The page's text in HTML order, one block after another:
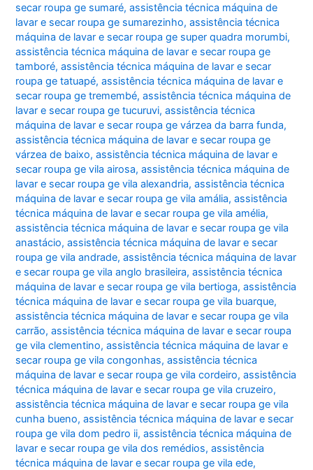
secar roupa ge sumaré,assistência técnica máquina de
lavar e secar roupa ge sumarezinho,assistência técnica
máquina de lavar e secar roupa ge super quadra morumbi,
assistência técnica máquina de lavar e secar roupa ge
tamboré,assistência técnica máquina de lavar e secar
roupa ge tatuapé,assistência técnica máquina de lavar e
secar roupa ge tremembé,assistência técnica máquina de
lavar e secar roupa ge tucuruvi,assistência técnica
máquina de lavar e secar roupa ge várzea da barra funda,
assistência técnica máquina de lavar e secar roupa ge
várzea de baixo,assistência técnica máquina de lavar e
secar roupa ge vila airosa,assistência técnica máquina de
lavar e secar roupa ge vila alexandria,assistência técnica
máquina de lavar e secar roupa ge vila amália,assistência
técnica máquina de lavar e secar roupa ge vila amélia,
assistência técnica máquina de lavar e secar roupa ge vila
anastácio,assistência técnica máquina de lavar e secar
roupa ge vila andrade,assistência técnica máquina de lavar
e secar roupa ge vila anglo brasileira,assistência técnica
máquina de lavar e secar roupa ge vila bertioga,assistência
técnica máquina de lavar e secar roupa ge vila buarque,
assistência técnica máquina de lavar e secar roupa ge vila
carrão,assistência técnica máquina de lavar e secar roupa
ge vila clementino,assistência técnica máquina de lavar e
secar roupa ge vila congonhas,assistência técnica
máquina de lavar e secar roupa ge vila cordeiro,assistência
técnica máquina de lavar e secar roupa ge vila cruzeiro,
assistência técnica máquina de lavar e secar roupa ge vila
cunha bueno,assistência técnica máquina de lavar e secar
roupa ge vila dom pedro ii,assistência técnica máquina de
lavar e secar roupa ge vila dos remédios,assistência
técnica máquina de lavar e secar roupa ge vila ede,